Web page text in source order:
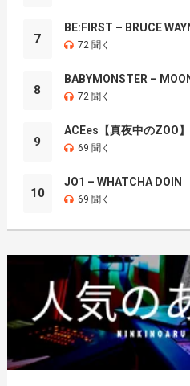
7
BE:FIRST – BRUCE
72 聞く
8
BABYMONSTER –
72 聞く
9
ACEes【真夜中のZOO】
69 聞く
10
JO1 – WHATCHA DOIN
69 聞く